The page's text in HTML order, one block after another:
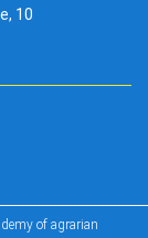
10
of agrarian